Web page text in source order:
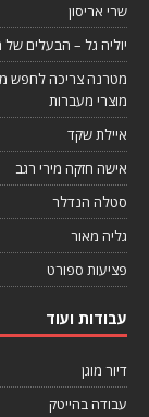
שרי אריסון
יוליה גל – הבעלים של
מטרנה צריכה לחפש
מוצרי מעברות
איילת שקד
אישה חזקה מירי רגב
סטלה הנדלר
גליה מאור
פציעות ספורט
עבודות ועוד
דיור מוגן
עבודה בהייטק